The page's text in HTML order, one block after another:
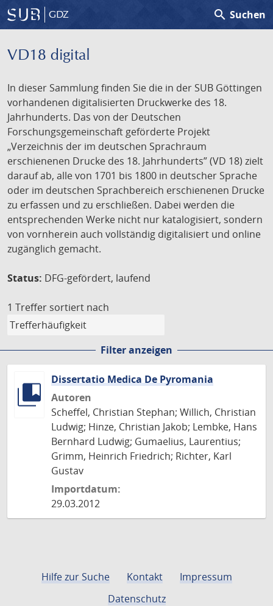
GDZ search Suchen
VD18 digital
In dieser Sammlung finden Sie die in der SUB Göttingen
vorhandenen digitalisierten Druckwerke des 18.
Jahrhunderts. Das von der Deutschen
Forschungsgemeinschaft geförderte Projekt
„Verzeichnis der im deutschen Sprachraum
erschienenen Drucke des 18. Jahrhunderts” (VD 18) zielt
darauf ab, alle von 1701 bis 1800 in deutscher Sprache
oder im deutschen Sprachbereich erschienenen Drucke
zu erfassen und zu erschließen. Dabei werden die
entsprechenden Werke nicht nur katalogisiert, sondern
von vornherein auch vollständig digitalisiert und online
zugänglich gemacht.
Status: DFG-gefördert, laufend
1 Treffer sortiert nach
Filter anzeigen
Dissertatio Medica De Pyromania
Autoren
Scheffel, Christian Stephan; Willich, Christian
Ludwig; Hinze, Christian Jakob; Lembke, Hans
Bernhard Ludwig; Gumaelius, Laurentius;
Grimm, Heinrich Friedrich; Richter, Karl
Gustav
Importdatum:
29.03.2012
Hilfe zur Suche Kontakt
Impressum
Datenschutz